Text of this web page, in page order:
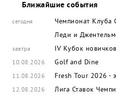
Ближайшие события
сегодня
Чемпионат Клуба
Леди и
завтра IV Кубок новичков
10.08.2026 Golf and Dine
11.08.2026 Fresh Tour 2026 -
12.08.2026 Лига Ставок